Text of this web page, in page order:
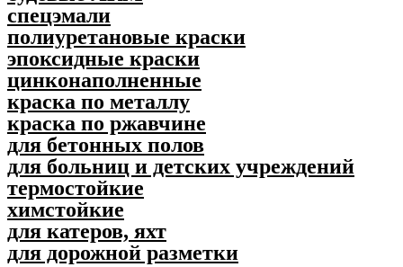
спецэмали
полиуретановые краски
эпоксидные краски
цинконаполненные
краска по металлу
краска по ржавчине
для бетонных полов
для больниц и детских учреждений
термостойкие
химстойкие
для катеров, яхт
для дорожной разметки